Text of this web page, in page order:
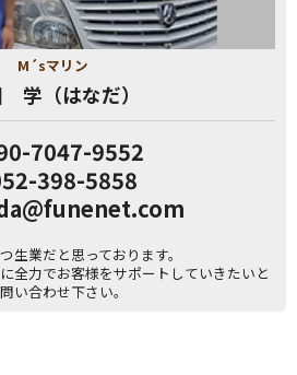
M´sマリン
学（はなだ）
7047-9552
398-5858
生業だと思っております。
全力でお客様をサポートしていきたいと
合わせ下さい。